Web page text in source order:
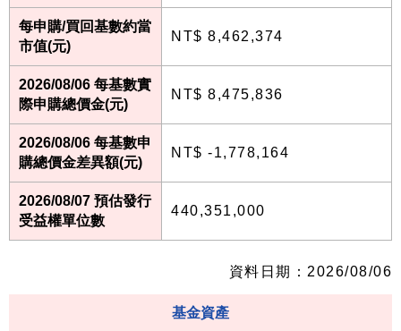
每申購/買回基數約當
市值(元)
NT$ 8,462,374
2026/08/06 每基數實
際申購總價金(元)
NT$ 8,475,836
2026/08/06 每基數申
購總價金差異額(元)
NT$ -1,778,164
2026/08/07 預估發行
受益權單位數
440,351,000
資料日期：2026/08/06
基金資產